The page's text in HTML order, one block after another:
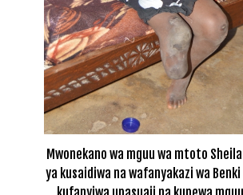
Mwonekano wa mguu wa mtoto
ya kusaidiwa na wafanyakazi wa Benki